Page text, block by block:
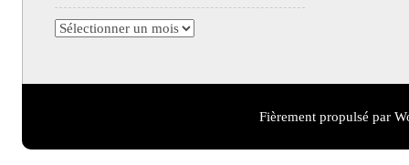
Archives
Fièrement propulsé par